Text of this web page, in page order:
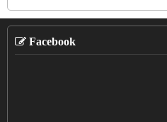
Facebook